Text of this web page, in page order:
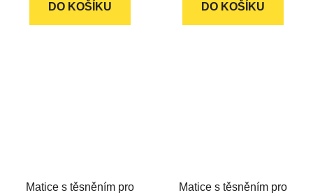
5
hvězdiček.
DO KOŠÍKU
5
hvězdiček.
DO KOŠÍKU
Matice s těsněním pro
Matice s těsněním pro